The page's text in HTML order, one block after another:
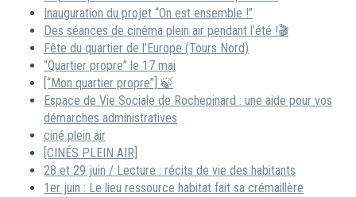
Inauguration du projet “On est ensemble !”
Des séances de cinéma plein air pendant l’été !🎬
Fête du quartier de l’Europe (Tours Nord)
“Quartier propre” le 17 mai
[“Mon quartier propre”] 🍃
Espace de Vie Sociale de Rochepinard : une aide pour vos
démarches administratives
ciné plein air
[CINÉS PLEIN AIR]
28 et 29 juin / Lecture : récits de vie des habitants
1er juin : Le lieu ressource habitat fait sa crémaillère